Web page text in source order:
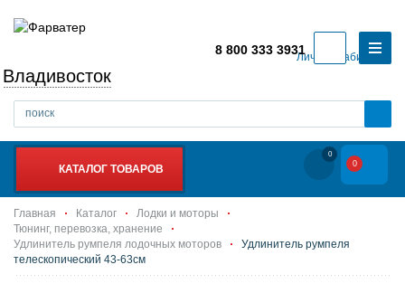
Личный кабинет
Владивосток
8 800 333 3931
КАТАЛОГ ТОВАРОВ
0
0
Главная Каталог
Лодки и моторы
Тюнинг, перевозка, хранение
Удлинитель румпеля лодочных моторов
Удлинитель румпеля
телескопический 43-63см